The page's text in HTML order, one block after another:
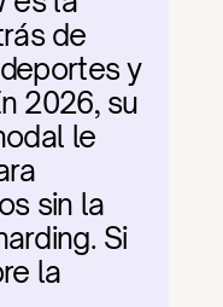
de
y
2026, su
le
sin la
Si
la